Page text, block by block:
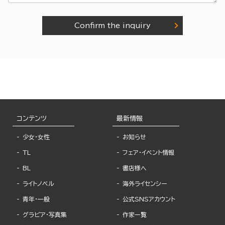
Confirm the inquiry
コンテンツ
少女・女性
TL
BL
ライトノベル
青年・一般
グラビア・写真集
最新情報
お知らせ
フェア・イベント情報
書店様へ
海外ライセンシー
公式SNSアカウント
作家一覧